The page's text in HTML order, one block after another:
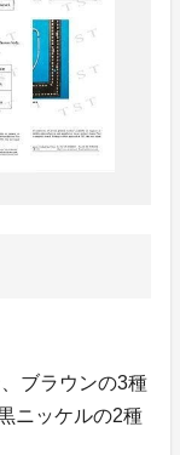
ブラウンの3種
ニッケルの2種